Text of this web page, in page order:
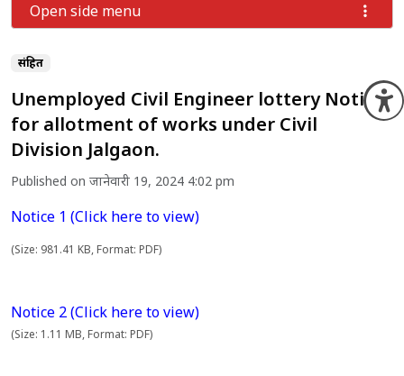
संग्रहित
Unemployed Civil Engineer lottery Notice
for allotment of works under Civil
Division Jalgaon.
Published on जानेवारी 19, 2024 4:02 pm
Notice 1 (Click here to view)
(Size: 981.41 KB, Format: PDF)
Notice 2 (Click here to view)
(Size: 1.11 MB, Format: PDF)
Open side menu